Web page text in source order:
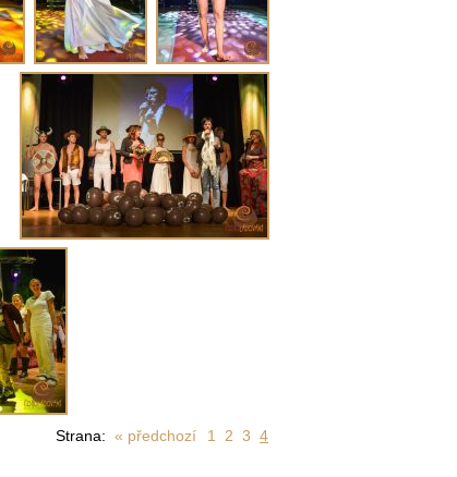
Strana: « předchozí 1 2 3 4